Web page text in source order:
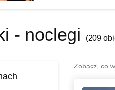
- noclegi (209
Zobacz, co